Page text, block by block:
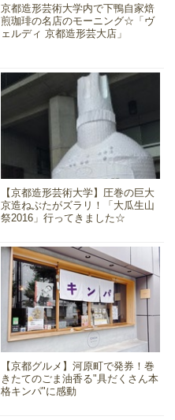
京都造形芸術大学内で下鴨自家焙
煎珈琲の名店のモーニング☆「ヴ
ェルディ 京都造形芸大店」
【京都造形芸術大学】圧巻の巨大
京造ねぶたがズラリ！「大瓜生山
祭2016」行ってきました☆
【京都グルメ】河原町で発券！巻
きたてのごま油香る"具だくさん本
格キンパ"に感動